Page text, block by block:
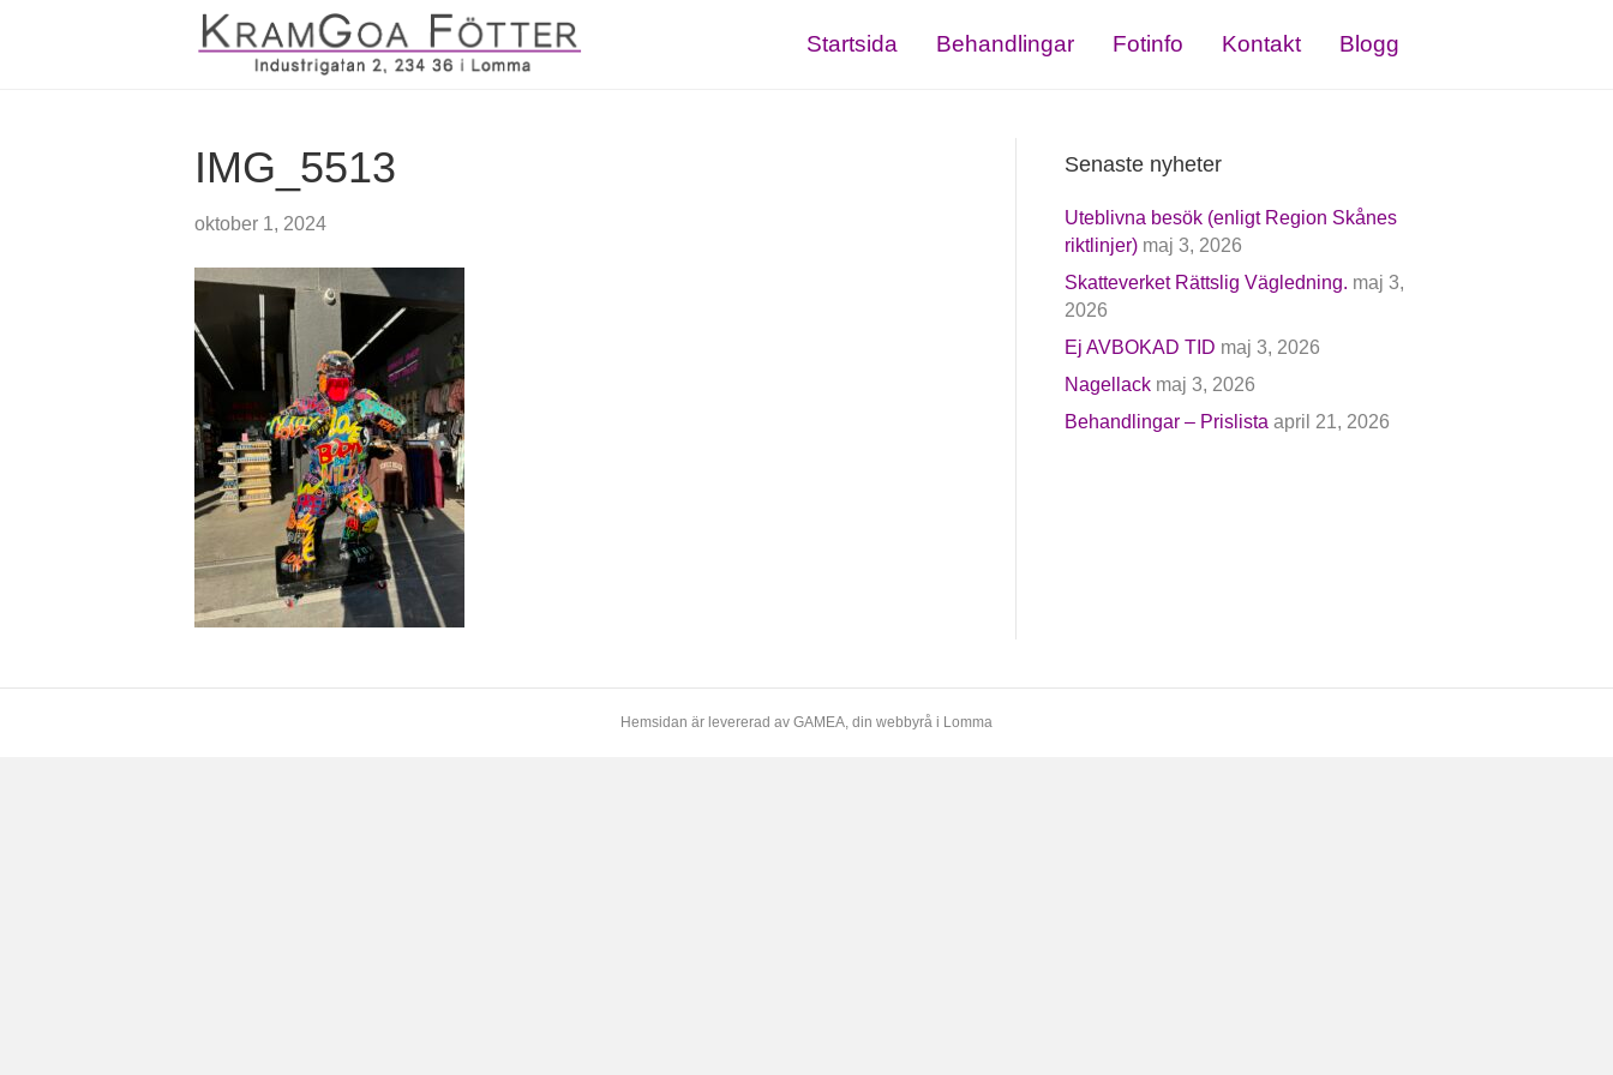
Startsida Behandlingar Fotinfo Kontakt Blogg
IMG_5513
oktober 1, 2024
Senaste nyheter
Uteblivna besök (enligt Region Skånes
riktlinjer) maj 3, 2026
Skatteverket Rättslig Vägledning. maj 3,
2026
Ej AVBOKAD TID maj 3, 2026
Nagellack maj 3, 2026
Behandlingar – Prislista april 21, 2026
Hemsidan är levererad av GAMEA, din webbyrå i Lomma